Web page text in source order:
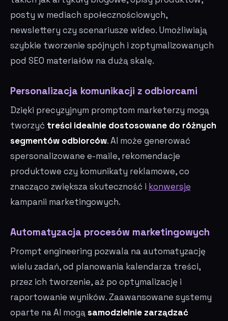
posty w mediach społecznościowych,
newslettery czy scenariusze wideo. Umożliwiają
szybkie tworzenie spójnych i zoptymalizowanych
pod SEO materiałów na dużą skalę.
Personalizacja komunikacji z odbiorcami
Dzięki precyzyjnym promptom marketerzy mogą
tworzyć treści idealnie dostosowane do różnych
segmentów odbiorców. AI może generować
spersonalizowane e-maile, rekomendacje
produktowe czy komunikaty reklamowe, co
znacząco zwiększa skuteczność i konwersję
kampanii marketingowych.
Automatyzacja procesów marketingowych
Prompt engineering pozwala na automatyzację
wielu zadań, od planowania kalendarza treści,
przez ich tworzenie, aż po optymalizację i
raportowanie wyników. Zaawansowane systemy
oparte na AI mogąsamodzielnie zarządzać